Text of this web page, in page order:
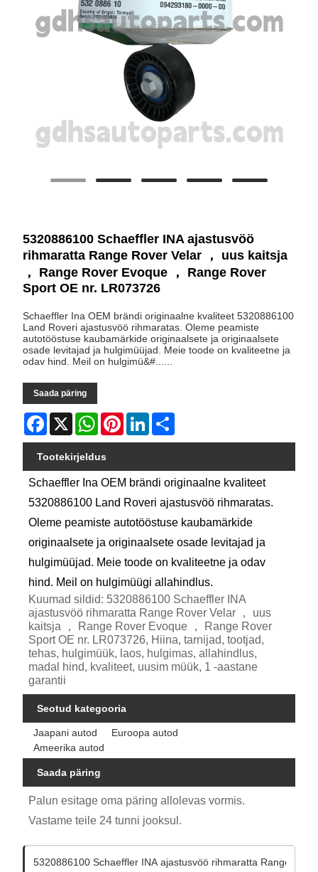
5320886100 Schaeffler INA ajastusvöö
rihmaratta Range Rover Velar ， uus kaitsja
， Range Rover Evoque ， Range Rover
Sport OE nr. LR073726
Schaeffler Ina OEM brändi originaalne kvaliteet 5320886100
Land Roveri ajastusvöö rihmaratas. Oleme peamiste
autotööstuse kaubamärkide originaalsete ja originaalsete
osade levitajad ja hulgimüüjad. Meie toode on kvaliteetne ja
odav hind. Meil on hulgimü&#......
Saada päring
Facebook
X WhatsAppPinterestLinkedIn
Tootekirjeldus
Schaeffler Ina OEM brändi originaalne kvaliteet
5320886100 Land Roveri ajastusvöö rihmaratas.
Oleme peamiste autotööstuse kaubamärkide
originaalsete ja originaalsete osade levitajad ja
hulgimüüjad. Meie toode on kvaliteetne ja odav
hind. Meil on hulgimüügi allahindlus.
Kuumad sildid: 5320886100 Schaeffler INA
ajastusvöö rihmaratta Range Rover Velar ， uus
kaitsja ， Range Rover Evoque ， Range Rover
Sport OE nr. LR073726, Hiina, tarnijad, tootjad,
tehas, hulgimüük, laos, hulgimas, allahindlus,
madal hind, kvaliteet, uusim müük, 1 -aastane
garantii
Seotud kategooria
Jaapani autod
Euroopa autod
Ameerika autod
Saada päring
Palun esitage oma päring allolevas vormis.
Vastame teile 24 tunni jooksul.